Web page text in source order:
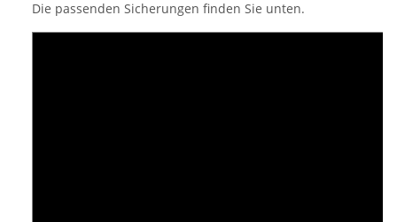
Die passenden Sicherungen finden Sie unten.